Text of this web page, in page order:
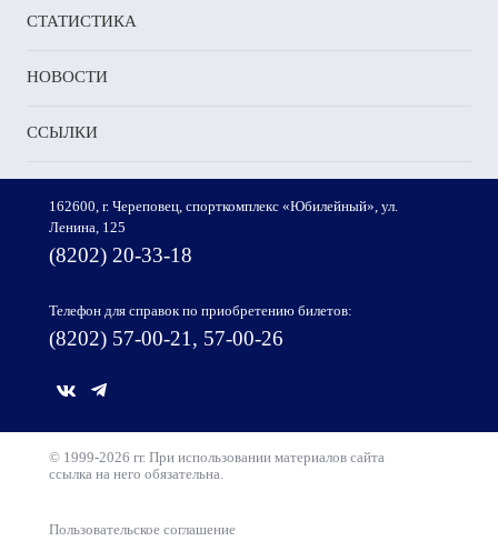
СТАТИСТИКА
НОВОСТИ
ССЫЛКИ
162600, г. Череповец, спорткомплекс «Юбилейный», ул.
Ленина, 125
(8202) 20-33-18
Телефон для справок по приобретению билетов:
(8202) 57-00-21, 57-00-26
© 1999-2026 гг. При использовании материалов сайта
ссылка на него обязательна.
Пользовательское соглашение